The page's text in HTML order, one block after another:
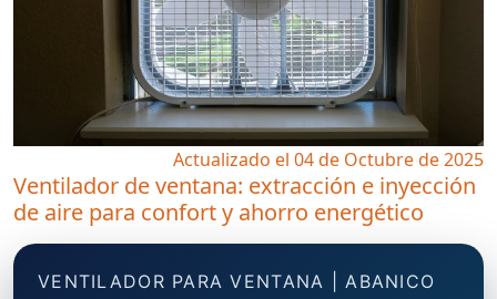
Actualizado el 04 de Octubre de 2025
Ventilador de ventana: extracción e inyección
de aire para confort y ahorro energético
VENTILADOR PARA VENTANA | ABANICO